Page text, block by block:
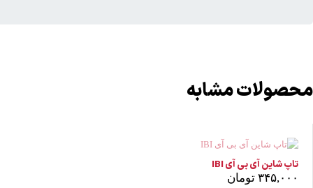
محصولات مشابه
ناموجود
تاپ شاین آی بی آی IBI
۳۴۵,۰۰۰ تومان